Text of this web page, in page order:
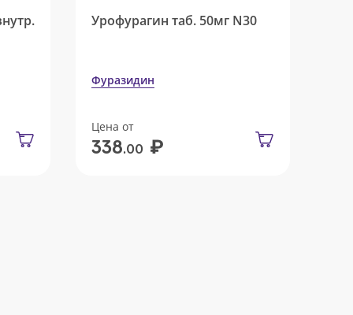
Урофурагин таб. 50мг N30
Фуразидин
Цена от
338.00 ₽